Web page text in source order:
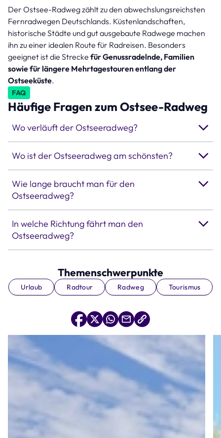
Der Ostsee-Radweg zählt zu den abwechslungsreichsten
Fernradwegen Deutschlands. Küstenlandschaften,
historische Städte und gut ausgebaute Radwege machen
ihn zu einer idealen Route für Radreisen. Besonders
geeignet ist die Strecke für Genussradelnde, Familien
sowie für längere Mehrtagestouren entlang der
Ostseeküste.
FAQ
Häufige Fragen zum Ostsee-Radweg
Wo verläuft der Ostseeradweg?
Wo ist der Ostseeradweg am schönsten?
Wie lange braucht man für den
Ostseeradweg?
In welche Richtung fährt man den
Ostseeradweg?
Themenschwerpunkte
Urlaub Radtour Radweg Tourismus